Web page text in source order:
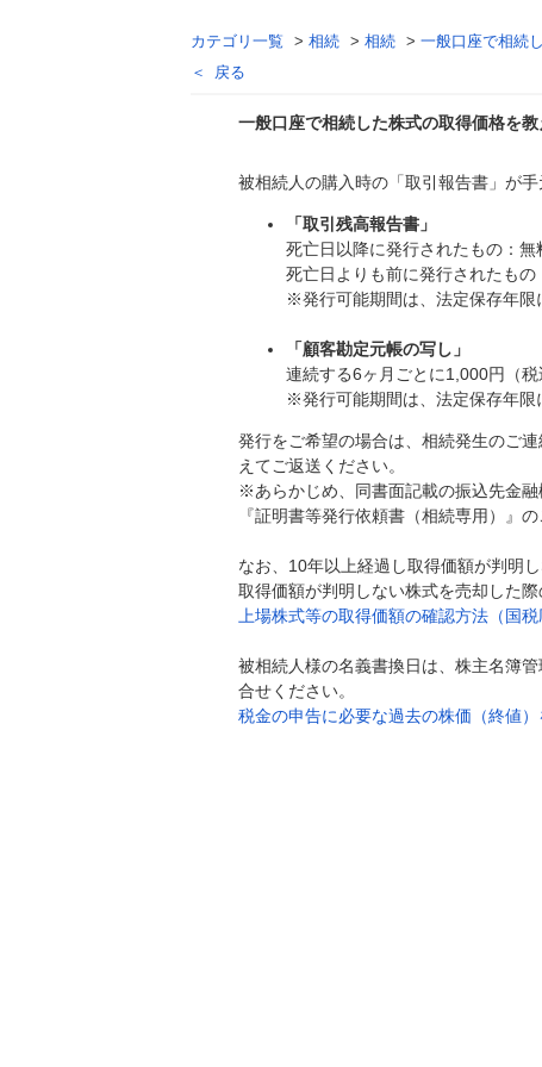
カテゴリ一覧 > 相続 > 相続 > 一般口座で相続
戻る
一般口座で相続した株式の取得価格を教
回答
被相続人の購入時の「取引報告書」が
「取引残高報告書」
死亡日以降に発行されたもの：無
死亡日よりも前に発行されたも
※発行可能期間は、法定保存年限
「顧客勘定元帳の写し」
連続する6ヶ月ごとに1,000円（税
※発行可能期間は、法定保存年限
発行をご希望の場合は、相続発生のご
えてご返送ください。
※あらかじめ、同書面記載の振込先金融
『証明書等発行依頼書（相続専用）』の
なお、10年以上経過し取得価額が判明
取得価額が判明しない株式を売却した
上場株式等の取得価額の確認方法（国税
被相続人様の名義書換日は、株主名簿
合せください。
税金の申告に必要な過去の株価（終値